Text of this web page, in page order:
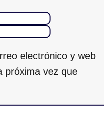
electrónico y web
próxima vez que